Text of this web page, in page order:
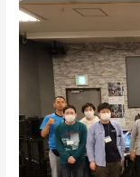
第
24
NINJACUP
よ
e